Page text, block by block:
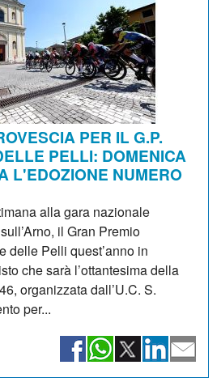
PER IL G.P.
PELLI: DOMENICA
L'EDOZIONE NUMERO
alla gara nazionale
il Gran Premio
delle Pelli quest’anno in
che sarà l’ottantesima della
organizzata dall’U.C. S.
per...